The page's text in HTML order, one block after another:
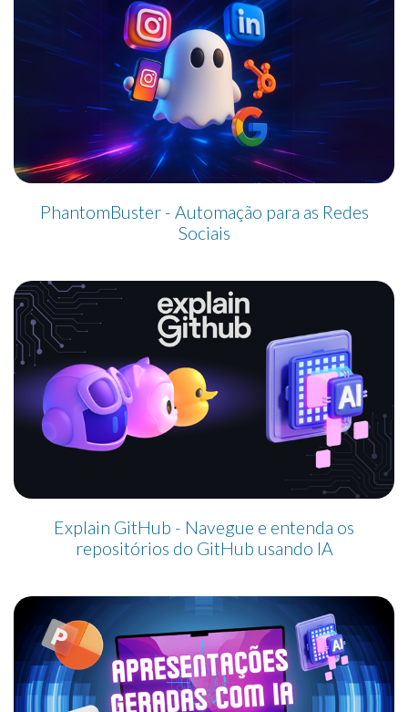
PhantomBuster - Automação para as Redes
Sociais
Explain GitHub - Navegue e entenda os
repositórios do GitHub usando IA